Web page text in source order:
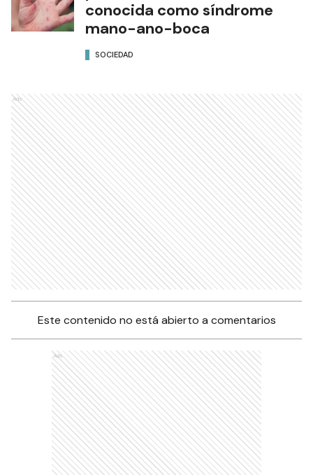
conocida como síndrome
mano-ano-boca
SOCIEDAD
Ads
Este contenido no está abierto a comentarios
Ads